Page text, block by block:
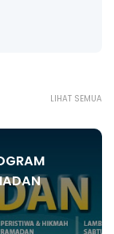
LIHAT SEMUA